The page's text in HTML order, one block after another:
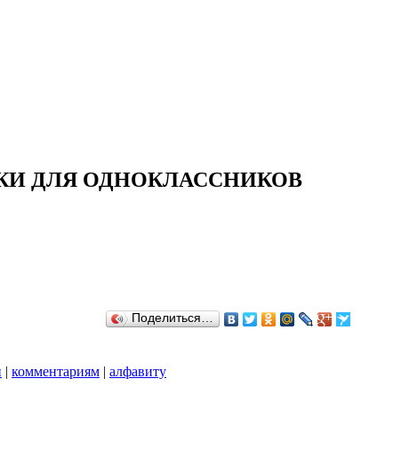
ДЛЯ ОДНОКЛАССНИКОВ
Поделиться…
| комментариям | алфавиту